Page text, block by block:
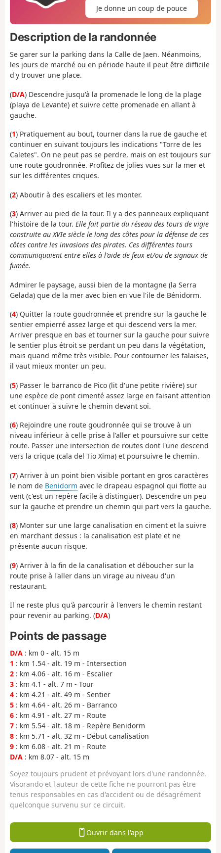
Je donne un coup de pouce
Description de la randonnée
Se garer sur la parking dans la Calle de Jaen. Néanmoins,
les jours de marché ou en période haute il peut être difficile
d'y trouver une place.
(D/A) Descendre jusqu'à la promenade le long de la plage
(playa de Levante) et suivre cette promenade en allant à
gauche.
(1) Pratiquement au bout, tourner dans la rue de gauche et
continuer en suivant toujours les indications "Torre de les
Caletes". On ne peut pas se perdre, mais on est toujours sur
une route goudronnée. Profitez de jolies vues sur la mer et
sur les différentes criques.
(2) Aboutir à des escaliers et les monter.
(3) Arriver au pied de la tour. Il y a des panneaux expliquant
l'histoire de la tour. Elle fait partie du réseau des tours de vigie
construite au XVIe siècle le long des côtes pour la défense de ces
côtes contre les invasions des pirates. Ces différentes tours
communiquaient entre elles à l'aide de feux et/ou de signaux de
fumée.
Admirer le paysage, aussi bien de la montagne (la Serra
Gelada) que de la mer avec bien en vue l'ile de Bénidorm.
(4) Quitter la route goudronnée et prendre sur la gauche le
sentier empierré assez large et qui descend vers la mer.
Arriver presque en bas et tourner sur la gauche pour suivre
le sentier plus étroit se perdant un peu dans la végétation,
mais quand même très visible. Pour contourner les falaises,
il vaut mieux monter un peu.
(5) Passer le barranco de Pico (lit d'une petite rivière) sur
une espèce de pont cimenté assez large en faisant attention
et continuer à suivre le chemin devant soi.
(6) Rejoindre une route goudronnée qui se trouve à un
niveau inférieur à celle prise à l'aller et poursuivre sur cette
route. Passer une intersection de routes dont l'une descend
vers la crique (cala del Tio Xima) et poursuivre le chemin.
(7) Arriver à un point bien visible portant en gros caractères
le nom de Benidorm avec le drapeau espagnol qui flotte au
vent (c'est un repère facile à distinguer). Descendre un peu
sur la gauche et prendre un chemin qui part vers la gauche.
(8) Monter sur une large canalisation en ciment et la suivre
en marchant dessus : la canalisation est plate et ne
présente aucun risque.
(9) Arriver à la fin de la canalisation et déboucher sur la
route prise à l'aller dans un virage au niveau d'un
restaurant.
Il ne reste plus qu'à parcourir à l'envers le chemin restant
pour revenir au parking. (D/A)
Points de passage
D/A : km 0 - alt. 15 m
1 : km 1.54 - alt. 19 m - Intersection
2 : km 4.06 - alt. 16 m - Escalier
3 : km 4.1 - alt. 7 m - Tour
4 : km 4.21 - alt. 49 m - Sentier
5 : km 4.64 - alt. 26 m - Barranco
6 : km 4.91 - alt. 27 m - Route
7 : km 5.54 - alt. 18 m - Repère Benidorm
8 : km 5.71 - alt. 32 m - Début canalisation
9 : km 6.08 - alt. 21 m - Route
D/A : km 8.07 - alt. 15 m
Soyez toujours prudent et prévoyant lors d'une randonnée.
Visorando et l'auteur de cette fiche ne pourront pas être
tenus responsables en cas d'accident ou de désagrément
quelconque survenu sur ce circuit.
Ouvrir dans l'app